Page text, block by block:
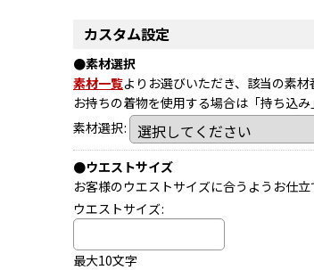
カスタム設定
●素材選択
素材一覧よりお選びいただき、該当の素材
お持ちの着物を使用する場合は「持ち込み
素材選択:
●ウエストサイズ
お客様のウエストサイズに合うようお仕
ウエストサイズ:
最大10文字